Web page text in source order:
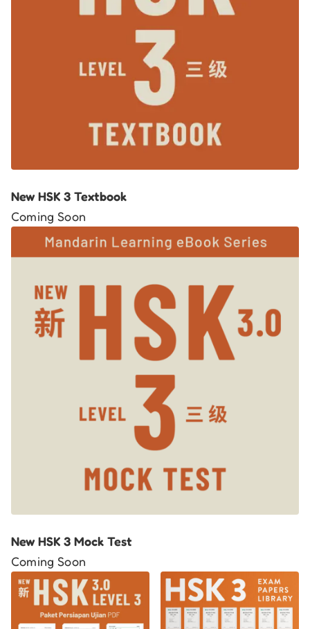
New HSK 3 Textbook
Coming Soon
New HSK 3 Mock Test
Coming Soon